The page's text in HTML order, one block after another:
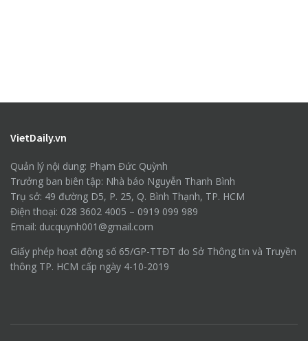
VietDaily.vn
Quản lý nội dung: Phạm Đức Quỳnh
Trưởng ban biên tập: Nhà báo Nguyễn Thanh Bình
Trụ sở: 49 đường D5, P. 25, Q. Bình Thạnh, TP. HCM
Điện thoại: 028 3602 4005 – 0919 099 989
Email: ducquynh001@gmail.com
Giấy phép hoạt động số 65/GP-TTĐT do Sở Thông tin và Truyền
thông TP. HCM cấp ngày 4-10-2019